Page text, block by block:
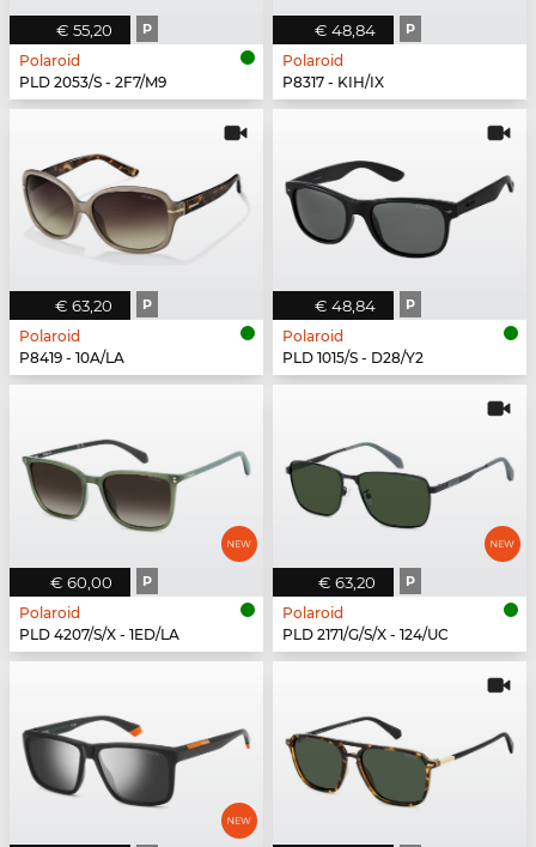
€ 55,20 P
Polaroid
PLD 2053/S - 2F7/M9
€ 48,84 P
Polaroid
P8317 - KIH/IX
€ 63,20 P
Polaroid
P8419 - 10A/LA
€ 48,84 P
Polaroid
PLD 1015/S - D28/Y2
€ 60,00 P
Polaroid
PLD 4207/S/X - 1ED/LA
€ 63,20 P
Polaroid
PLD 2171/G/S/X - 124/UC